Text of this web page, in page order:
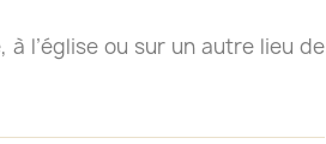
l’église ou sur un autre lieu de